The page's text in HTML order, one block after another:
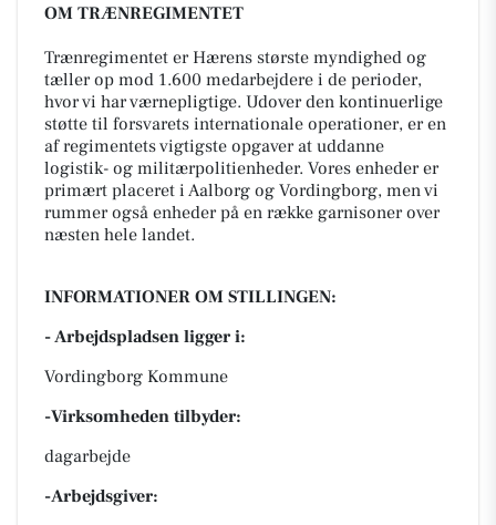
OM TRÆNREGIMENTET
Trænregimentet er Hærens største myndighed og
tæller op mod 1.600 medarbejdere i de perioder,
hvor vi har værnepligtige. Udover den kontinuerlige
støtte til forsvarets internationale operationer, er en
af regimentets vigtigste opgaver at uddanne
logistik- og militærpolitienheder. Vores enheder er
primært placeret i Aalborg og Vordingborg, men vi
rummer også enheder på en række garnisoner over
næsten hele landet.
INFORMATIONER OM STILLINGEN:
- Arbejdspladsen ligger i:
Vordingborg Kommune
-Virksomheden tilbyder:
dagarbejde
-Arbejdsgiver: